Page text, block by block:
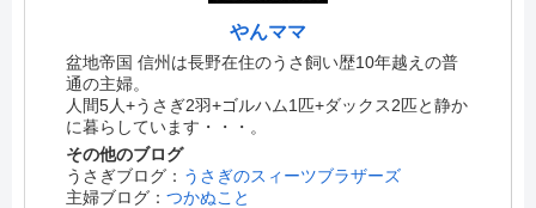
やんママ
盆地帝国 信州は長野在住のうさ飼い歴10年越えの普
通の主婦。
人間5人+うさぎ2羽+ゴルハム1匹+ダックス2匹と静か
に暮らしています・・・。
その他のブログ
うさぎブログ： うさぎのスィーツブラザーズ
主婦ブログ：つかぬこと